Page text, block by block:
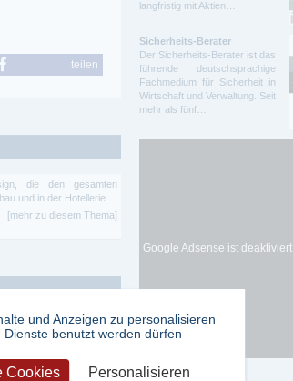
teilen
die den gesamten
und in der Hotellerie ...
[mehr zu diesem Thema]
Forschung, Therapie,
für den jungen
[mehr zu diesem Thema]
langfristig mit Aktien…
Sicherheits-Berater
Der Sicherheits-Berater ist das
führende deutschsprachige
Fachmedium für Sicherheit in
Wirtschaft und Verwaltung. Seit
mehr als fünf…
Google Adsense ist deaktiviert.
und Anzeigen zu personalisieren
benutzt werden dürfen
Cookies Personalisieren